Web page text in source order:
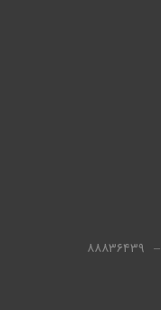
– ۸۸۸۳۶۴۳۹